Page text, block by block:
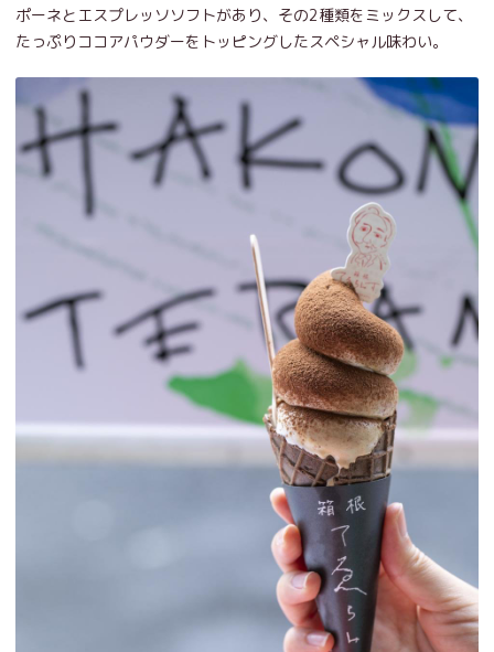
ポーネとエスプレッソソフトがあり、その2種類をミックスして、
たっぷりココアパウダーをトッピングしたスペシャル味わい。